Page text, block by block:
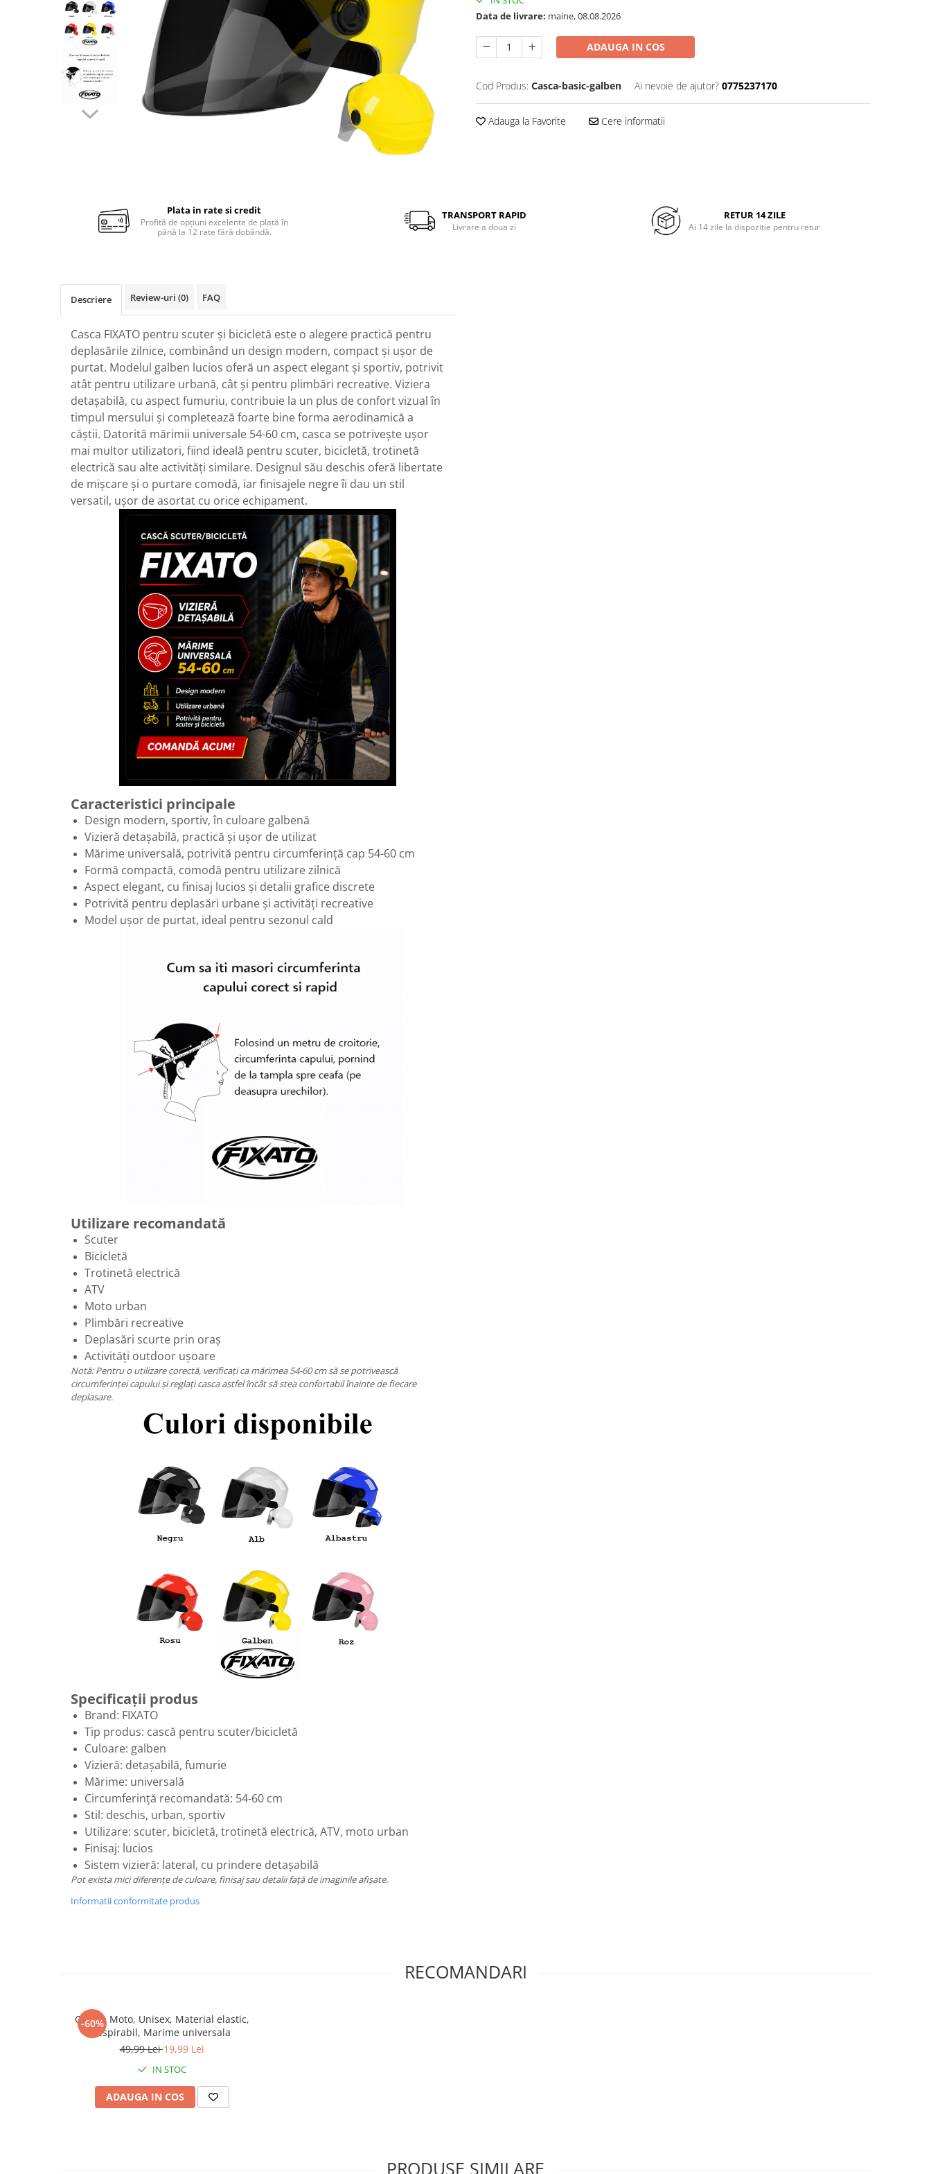
Data de livrare: maine, 08.08.2026
ADAUGA IN COS
Cod Produs: Casca-basic-galben Ai nevoie de ajutor? 0775237170
Adauga la Favorite Cere informatii
Plata in rate si credit
Profită de opțiuni excelente de plată în
până la 12 rate fără dobândă.
TRANSPORT RAPID
Livrare a doua zi
RETUR 14 ZILE
Ai 14 zile la dispozitie pentru retur
Descriere Review-uri (0) FAQ
Casca FIXATO pentru scuter și bicicletă este o alegere practică pentru
deplasările zilnice, combinând un design modern, compact și ușor de
purtat. Modelul galben lucios oferă un aspect elegant și sportiv, potrivit
atât pentru utilizare urbană, cât și pentru plimbări recreative. Viziera
detașabilă, cu aspect fumuriu, contribuie la un plus de confort vizual în
timpul mersului și completează foarte bine forma aerodinamică a
căștii. Datorită mărimii universale 54-60 cm, casca se potrivește ușor
mai multor utilizatori, fiind ideală pentru scuter, bicicletă, trotinetă
electrică sau alte activități similare. Designul său deschis oferă libertate
de mișcare și o purtare comodă, iar finisajele negre îi dau un stil
versatil, ușor de asortat cu orice echipament.
Caracteristici principale
Design modern, sportiv, în culoare galbenă
Vizieră detașabilă, practică și ușor de utilizat
Mărime universală, potrivită pentru circumferință cap 54-60 cm
Formă compactă, comodă pentru utilizare zilnică
Aspect elegant, cu finisaj lucios și detalii grafice discrete
Potrivită pentru deplasări urbane și activități recreative
Model ușor de purtat, ideal pentru sezonul cald
Utilizare recomandată
Scuter
Bicicletă
Trotinetă electrică
ATV
Moto urban
Plimbări recreative
Deplasări scurte prin oraș
Activități outdoor ușoare
Notă: Pentru o utilizare corectă, verificați ca mărimea 54-60 cm să se potrivească
circumferinței capului și reglați casca astfel încât să stea confortabil înainte de fiecare
deplasare.
Specificații produs
Brand: FIXATO
Tip produs: cască pentru scuter/bicicletă
Culoare: galben
Vizieră: detașabilă, fumurie
Mărime: universală
Circumferință recomandată: 54-60 cm
Stil: deschis, urban, sportiv
Utilizare: scuter, bicicletă, trotinetă electrică, ATV, moto urban
Finisaj: lucios
Sistem vizieră: lateral, cu prindere detașabilă
Pot exista mici diferențe de culoare, finisaj sau detalii față de imaginile afișate.
Informatii conformitate produs
RECOMANDARI
-60%
Cagula Moto, Unisex, Material elastic,
respirabil, Marime universala
49,99 Lei19,99 Lei
IN STOC
ADAUGA IN COS
PRODUSE SIMILARE